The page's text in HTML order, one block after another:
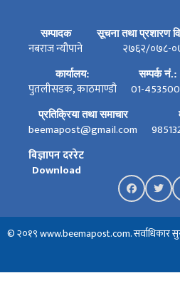
सम्पादक
नबराज न्यौपाने
सूचना तथा प्रशारण
२७६२/०७८-
कार्यालय:
पुतलीसडक, काठमाण्डौ
सम्पर्क नं.:
01-
प्रतिक्रिया तथा समाचार
beemapost@gmail.com
बिज्ञापन दररेट
Download
© २०१९ www.beemapost.com. सर्वाधिकार